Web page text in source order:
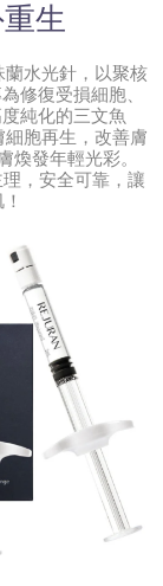
生
水光針，以聚核
修復受損細胞、
純化的三文魚
胞再生，改善膚
煥發年輕光彩。
，安全可靠，讓